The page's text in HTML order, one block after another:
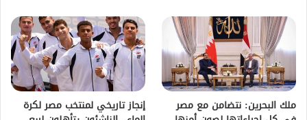
ملك البحرين: نتضامن مع مصر إنجاز تاريخي لمنتخب مصر لكرة